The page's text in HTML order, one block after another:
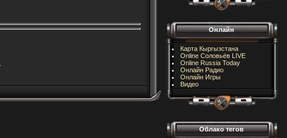
Онлайн
Карта Кыргызстана
Online Соловьёв LIVE
Online Russia Today
Онлайн Радио
Онлайн Игры
Видео
Облако тегов